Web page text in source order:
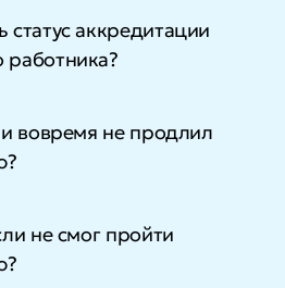
статус аккредитации
работника?
вовремя не продлил
не смог пройти